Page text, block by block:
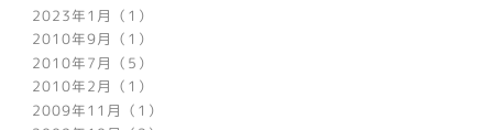
2023年1月（1）
2010年9月（1）
2010年7月（5）
2010年2月（1）
2009年11月（1）